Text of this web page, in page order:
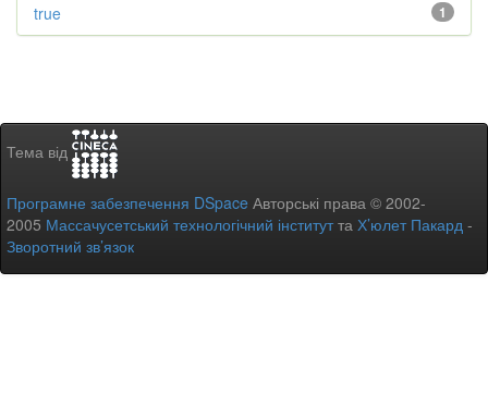
1
true
Тема від
Програмне забезпечення DSpace Авторські права © 2002-
2005 Массачусетський технологічний інститутта Х’юлет Пакард -
Зворотний зв’язок